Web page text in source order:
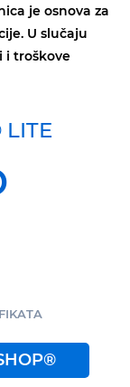
je osnova za
U slučaju
i troškove
LITE